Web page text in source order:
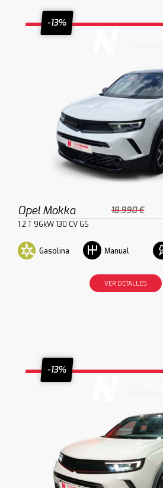
-13%
Opel Mokka 18.990 €
1.2 T 96kW 130 CV GS
Gasolina Manual
VER DETALLES
-13%